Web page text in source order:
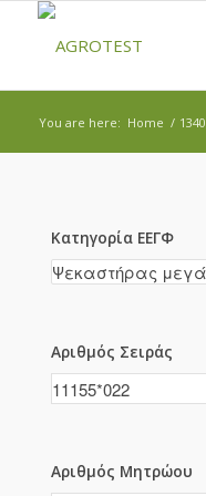
You are here: Home / 1340
Κατηγορία ΕΕΓΦ
Αριθμός Σειράς
Αριθμός Μητρώου